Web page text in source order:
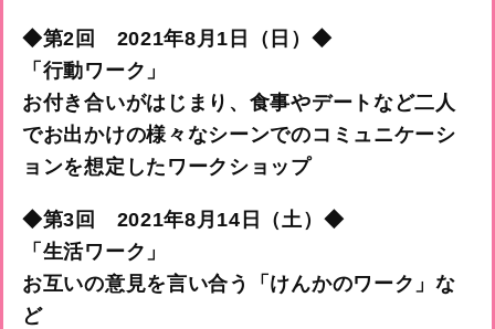
◆第2回 2021年8月1日（日）◆
「行動ワーク」
お付き合いがはじまり、食事やデートなど二人
でお出かけの様々なシーンでのコミュニケーシ
ョンを想定したワークショップ
◆第3回 2021年8月14日（土）◆
「生活ワーク」
お互いの意見を言い合う「けんかのワーク」な
ど